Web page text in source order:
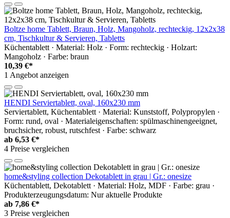
Boltze home Tablett, Braun, Holz, Mangoholz, rechteckig, 12x2x38
cm, Tischkultur & Servieren, Tabletts
Küchentablett · Material: Holz · Form: rechteckig · Holzart:
Mangoholz · Farbe: braun
10,39 €*
1 Angebot anzeigen
HENDI Serviertablett, oval, 160x230 mm
Serviertablett, Küchentablett · Material: Kunststoff, Polypropylen ·
Form: rund, oval · Materialeigenschaften: spülmaschinengeeignet,
bruchsicher, robust, rutschfest · Farbe: schwarz
ab 6,53 €*
4 Preise vergleichen
home&styling collection Dekotablett in grau | Gr.: onesize
Küchentablett, Dekotablett · Material: Holz, MDF · Farbe: grau ·
Produkterzeugungsdatum: Nur aktuelle Produkte
ab 7,86 €*
3 Preise vergleichen